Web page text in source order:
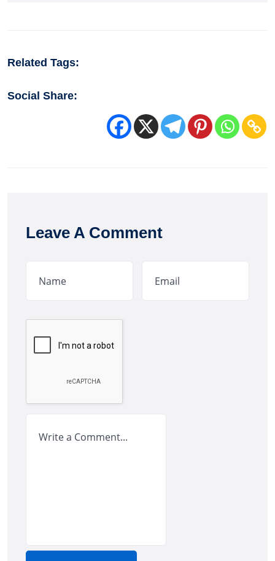
Related Tags:
Social Share:
Leave A Comment